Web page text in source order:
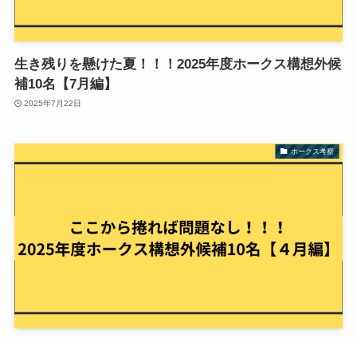
生き残りを懸けた夏！！！2025年度ホークス構想外候
補10名【7月編】
2025年7月22日
ホークス考察